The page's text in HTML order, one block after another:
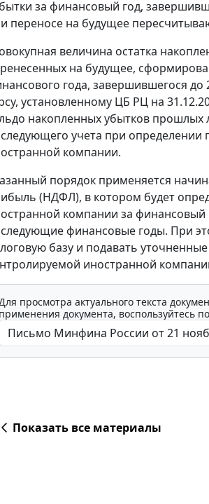
за финансовый год,
переносе на будущее
величина остатка
на будущее,
года, завершившегося до
установленному ЦБ РЦ на
накопленных убытков прошлых
учета при
компании.
порядок применяется
(НДФЛ), в котором будет
компании за финансовый
финансовые годы. При
базу и подавать
иностранной
просмотра актуального текста
применения документа, воспользуйтесь
Показать все материалы